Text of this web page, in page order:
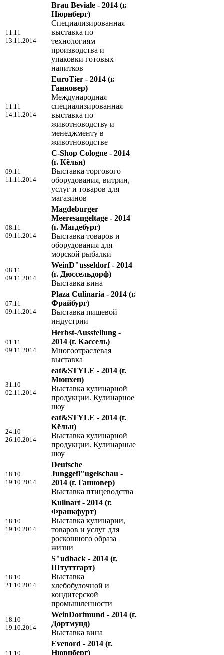
11.11
13.11.2014
Brau Beviale - 2014 (г.
Нюрнберг)
Специализированная
выставка по
технологиям
производства и
упаковки готовых
напитков
11.11
14.11.2014
EuroTier - 2014 (г.
Ганновер)
Международная
специализированная
выставка по
животноводству и
менеджменту в
животноводстве
09.11
11.11.2014
C-Shop Cologne - 2014
(г. Кёльн)
Выставка торгового
оборудования, витрин,
услуг и товаров для
магазинов
08.11
09.11.2014
Magdeburger
Meeresangeltage - 2014
(г. Магдебург)
Выставка товаров и
оборудования для
морской рыбалки
08.11
09.11.2014
WeinD"usseldorf - 2014
(г. Дюссельдорф)
Выставка вина
07.11
09.11.2014
Plaza Culinaria - 2014 (г.
Фрайбург)
Выставка пищевой
индустрии
01.11
09.11.2014
Herbst-Ausstellung -
2014 (г. Кассель)
Многоотраслевая
выставка
31.10
02.11.2014
eat&STYLE - 2014 (г.
Мюнхен)
Выставка кулинарной
продукции. Кулинарное
шоу
24.10
26.10.2014
eat&STYLE - 2014 (г.
Кёльн)
Выставка кулинарной
продукции. Кулинарные
шоу
18.10
19.10.2014
Deutsche
Junggefl"ugelschau -
2014 (г. Ганновер)
Выставка птицеводства
18.10
19.10.2014
Kulinart - 2014 (г.
Франкфурт)
Выставка кулинарии,
товаров и услуг для
роскошного образа
жизни
18.10
21.10.2014
S"udback - 2014 (г.
Штуттгарт)
Выставка
хлебобулочной и
кондитерской
промышленности
18.10
19.10.2014
WeinDortmund - 2014 (г.
Дортмунд)
Выставка вина
11.10
Evenord - 2014 (г.
Нюрнберг)